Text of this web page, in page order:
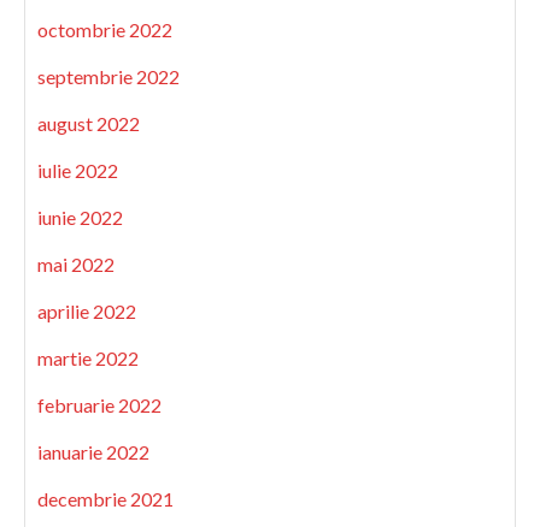
octombrie 2022
septembrie 2022
august 2022
iulie 2022
iunie 2022
mai 2022
aprilie 2022
martie 2022
februarie 2022
ianuarie 2022
decembrie 2021